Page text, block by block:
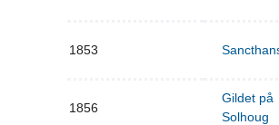
1853
1856
Gildet på
Solhoug